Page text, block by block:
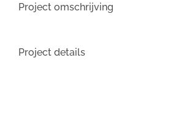
Project omschrijving
Project details